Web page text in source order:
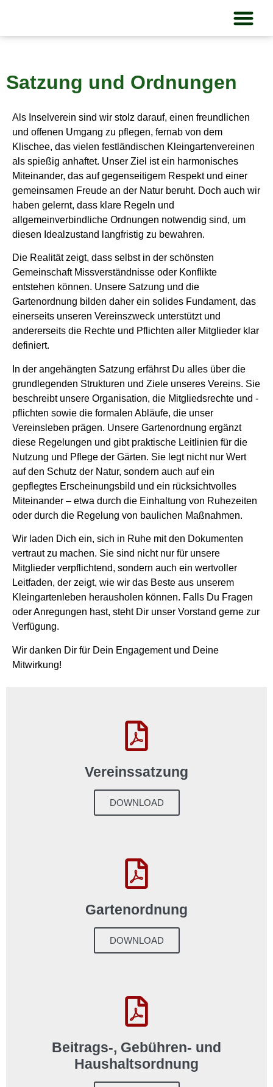
Satzung und Ordnungen
Als Inselverein sind wir stolz darauf, einen freundlichen
und offenen Umgang zu pflegen, fernab von dem
Klischee, das vielen festländischen Kleingartenvereinen
als spießig anhaftet. Unser Ziel ist ein harmonisches
Miteinander, das auf gegenseitigem Respekt und einer
gemeinsamen Freude an der Natur beruht. Doch auch wir
haben gelernt, dass klare Regeln und
allgemeinverbindliche Ordnungen notwendig sind, um
diesen Idealzustand langfristig zu bewahren.
Die Realität zeigt, dass selbst in der schönsten
Gemeinschaft Missverständnisse oder Konflikte
entstehen können. Unsere Satzung und die
Gartenordnung bilden daher ein solides Fundament, das
einerseits unseren Vereinszweck unterstützt und
andererseits die Rechte und Pflichten aller Mitglieder klar
definiert.
In der angehängten Satzung erfährst Du alles über die
grundlegenden Strukturen und Ziele unseres Vereins. Sie
beschreibt unsere Organisation, die Mitgliedsrechte und -
pflichten sowie die formalen Abläufe, die unser
Vereinsleben prägen. Unsere Gartenordnung ergänzt
diese Regelungen und gibt praktische Leitlinien für die
Nutzung und Pflege der Gärten. Sie legt nicht nur Wert
auf den Schutz der Natur, sondern auch auf ein
gepflegtes Erscheinungsbild und ein rücksichtvolles
Miteinander – etwa durch die Einhaltung von Ruhezeiten
oder durch die Regelung von baulichen Maßnahmen.
Wir laden Dich ein, sich in Ruhe mit den Dokumenten
vertraut zu machen. Sie sind nicht nur für unsere
Mitglieder verpflichtend, sondern auch ein wertvoller
Leitfaden, der zeigt, wie wir das Beste aus unserem
Kleingartenleben herausholen können. Falls Du Fragen
oder Anregungen hast, steht Dir unser Vorstand gerne zur
Verfügung.
Wir danken Dir für Dein Engagement und Deine
Mitwirkung!
Vereinssatzung
DOWNLOAD
Gartenordnung
DOWNLOAD
Beitrags-, Gebühren- und
Haushaltsordnung